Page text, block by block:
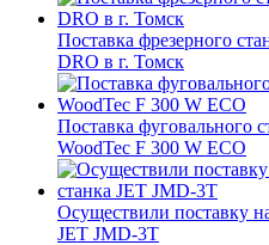
Поставка фрезерного
DRO в г. Томск
Поставка фуговального
WoodTec F 300 W ECO
Осуществили поставку
JET JMD-3T